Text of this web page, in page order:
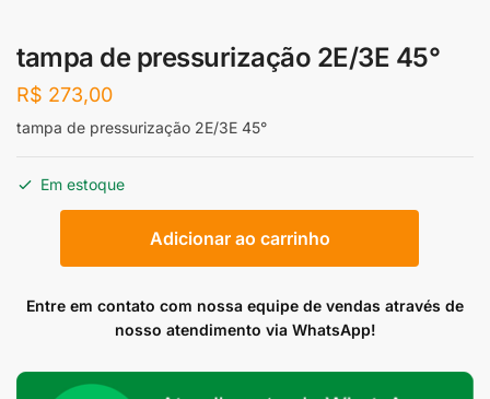
tampa de pressurização 2E/3E 45°
R$ 273,00
tampa de pressurização 2E/3E 45°
Em estoque
pressurização
2E/3E
Adicionar ao carrinho
Entre em contato com nossa equipe de vendas através de
nosso atendimento via WhatsApp!